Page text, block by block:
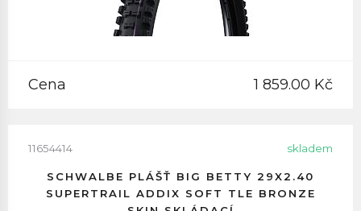
Cena 1 859.00 Kč
11654414 skladem
SCHWALBE PLÁŠŤ BIG BETTY 29X2.40
SUPERTRAIL ADDIX SOFT TLE BRONZE